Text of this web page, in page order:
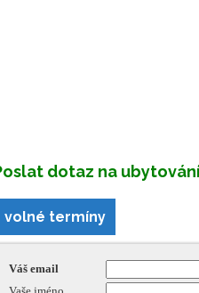
dotaz na
volné termíny